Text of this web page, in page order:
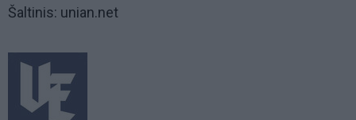
Šaltinis: unian.net